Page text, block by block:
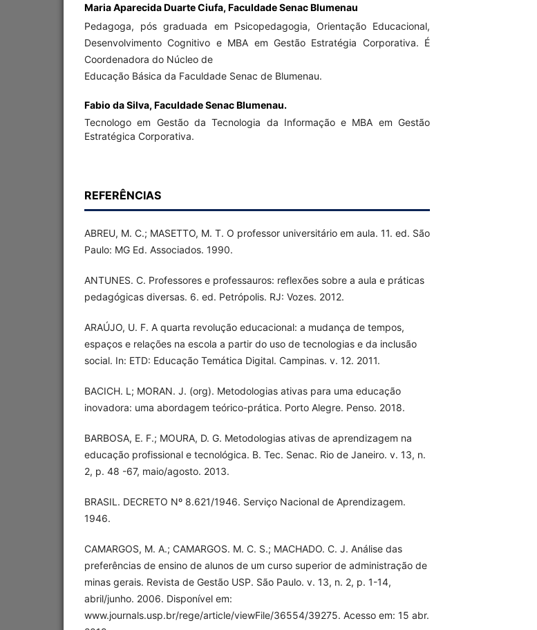
Maria Aparecida Duarte Ciufa, Faculdade Senac Blumenau
Pedagoga, pós graduada em Psicopedagogia, Orientação Educacional,
Desenvolvimento Cognitivo e MBA em Gestão Estratégia Corporativa. É
Coordenadora do Núcleo de
Educação Básica da Faculdade Senac de Blumenau.
Fabio da Silva, Faculdade Senac Blumenau.
Tecnologo em Gestão da Tecnologia da Informação e MBA em Gestão
Estratégica Corporativa.
REFERÊNCIAS
ABREU, M. C.; MASETTO, M. T. O professor universitário em aula. 11. ed. São
Paulo: MG Ed. Associados. 1990.
ANTUNES. C. Professores e professauros: reflexões sobre a aula e práticas
pedagógicas diversas. 6. ed. Petrópolis. RJ: Vozes. 2012.
ARAÚJO, U. F. A quarta revolução educacional: a mudança de tempos,
espaços e relações na escola a partir do uso de tecnologias e da inclusão
social. In: ETD: Educação Temática Digital. Campinas. v. 12. 2011.
BACICH. L; MORAN. J. (org). Metodologias ativas para uma educação
inovadora: uma abordagem teórico-prática. Porto Alegre. Penso. 2018.
BARBOSA, E. F.; MOURA, D. G. Metodologias ativas de aprendizagem na
educação profissional e tecnológica. B. Tec. Senac. Rio de Janeiro. v. 13, n.
2, p. 48 -67, maio/agosto. 2013.
BRASIL. DECRETO Nº 8.621/1946. Serviço Nacional de Aprendizagem.
1946.
CAMARGOS, M. A.; CAMARGOS. M. C. S.; MACHADO. C. J. Análise das
preferências de ensino de alunos de um curso superior de administração de
minas gerais. Revista de Gestão USP. São Paulo. v. 13, n. 2, p. 1-14,
abril/junho. 2006. Disponível em:
www.journals.usp.br/rege/article/viewFile/36554/39275. Acesso em: 15 abr.